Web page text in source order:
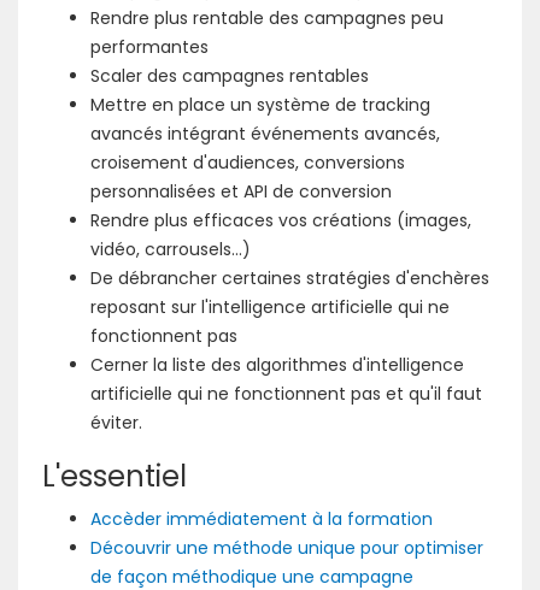
Rendre plus rentable des campagnes peu
performantes
Scaler des campagnes rentables
Mettre en place un système de tracking
avancés intégrant événements avancés,
croisement d'audiences, conversions
personnalisées et API de conversion
Rendre plus efficaces vos créations (images,
vidéo, carrousels...)
De débrancher certaines stratégies d'enchères
reposant sur l'intelligence artificielle qui ne
fonctionnent pas
Cerner la liste des algorithmes d'intelligence
artificielle qui ne fonctionnent pas et qu'il faut
éviter.
L'essentiel
Accèder immédiatement à la formation
Découvrir une méthode unique pour optimiser
de façon méthodique une campagne